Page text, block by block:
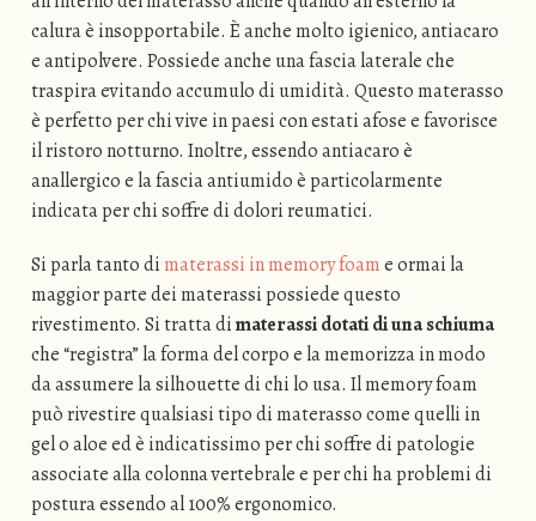
calura è insopportabile. È anche molto igienico, antiacaro
e antipolvere. Possiede anche una fascia laterale che
traspira evitando accumulo di umidità. Questo materasso
è perfetto per chi vive in paesi con estati afose e favorisce
il ristoro notturno. Inoltre, essendo antiacaro è
anallergico e la fascia antiumido è particolarmente
indicata per chi soffre di dolori reumatici.
Si parla tanto di materassi in memory foame ormai la
maggior parte dei materassi possiede questo
rivestimento. Si tratta dimaterassi dotati di una schiuma
che “registra” la forma del corpo e la memorizza in modo
da assumere la silhouette di chi lo usa. Il memory foam
può rivestire qualsiasi tipo di materasso come quelli in
gel o aloe ed è indicatissimo per chi soffre di patologie
associate alla colonna vertebrale e per chi ha problemi di
postura essendo al 100% ergonomico.